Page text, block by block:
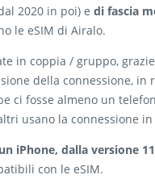
2020 in poi) e di fascia
le eSIM di Airalo.
in coppia / gruppo,
della connessione, in
ci fosse almeno un
usano la connessione
iPhone, dalla versione
con le eSIM.